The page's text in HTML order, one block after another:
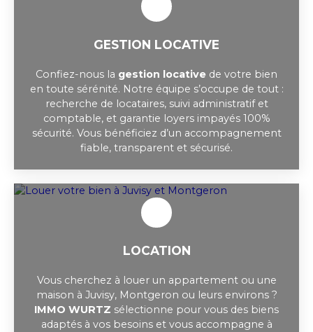
GESTION LOCATIVE
Confiez-nous la gestion locative de votre bien
en toute sérénité. Notre équipe s’occupe de tout :
recherche de locataires, suivi administratif et
comptable, et garantie loyers impayés 100%
sécurité. Vous bénéficiez d’un accompagnement
fiable, transparent et sécurisé.
LOCATION
Vous cherchez à louer un appartement ou une
maison à Juvisy, Montgeron ou leurs environs ?
IMMO WURTZ sélectionne pour vous des biens
adaptés à vos besoins et vous accompagne à